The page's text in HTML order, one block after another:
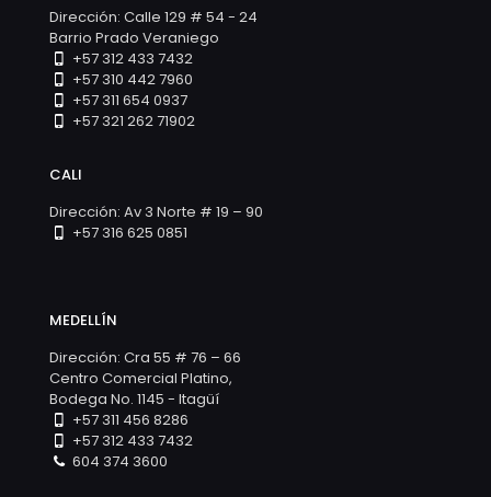
Dirección: Calle 129 # 54 - 24
Barrio Prado Veraniego
+57 312 433 7432
+57 310 442 7960
+57 311 654 0937
+57 321 262 71902
CALI
Dirección: Av 3 Norte # 19 – 90
+57 316 625 0851
MEDELLÍN
Dirección: Cra 55 # 76 – 66
Centro Comercial Platino,
Bodega No. 1145 - Itagüí
+57 311 456 8286
+57 312 433 7432
604 374 3600